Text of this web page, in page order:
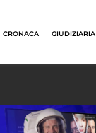
CRONACA GIUDIZIARIA